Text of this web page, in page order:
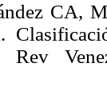
CA,
Rev